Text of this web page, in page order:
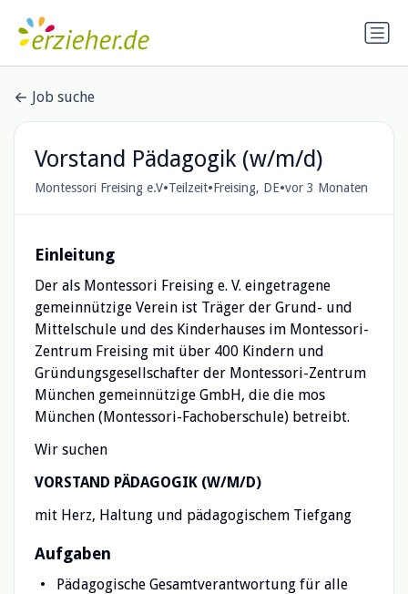
Job suche
Vorstand Pädagogik (w/m/d)
Montessori Freising e.V•Teilzeit•Freising, DE•vor 3 Monaten
Einleitung
Der als Montessori Freising e. V. eingetragene
gemeinnützige Verein ist Träger der Grund- und
Mittelschule und des Kinderhauses im Montessori-
Zentrum Freising mit über 400 Kindern und
Gründungsgesellschafter der Montessori-Zentrum
München gemeinnützige GmbH, die die mos
München (Montessori-Fachoberschule) betreibt.
Wir suchen
VORSTAND PÄDAGOGIK (W/M/D)
mit Herz, Haltung und pädagogischem Tiefgang
Aufgaben
Pädagogische Gesamtverantwortung für alle